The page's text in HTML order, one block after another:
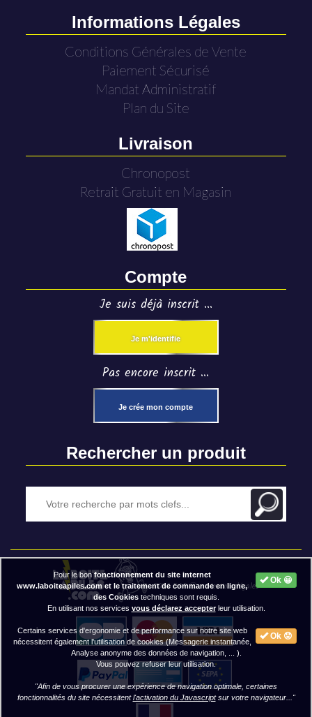
Informations Légales
Conditions Générales de Vente
Paiement Sécurisé
Mandat Administratif
Plan du Site
Livraison
Chronopost
Retrait Gratuit en Magasin
Compte
Je suis déjà inscrit ...
Je m'identifie
Pas encore inscrit ...
Je crée mon compte
Rechercher un produit
2020 BAP ⓒ - Mentions légales
Ok 😀
Pour le bonfonctionnement du site internet
www.laboiteapiles.com et le traitement de commande en ligne,
des Cookiestechniques sont requis.
En utilisant nos services vous déclarez accepterleur utilisation.
Ok 😟
Certains services d'ergonomie et de performance sur notre site web
nécessitent également l'utilisation de cookies (Messagerie instantanée,
Analyse anonyme des données de navigation, ... ).
Vous pouvez refuser leur utilisation.
"Afin de vous procurer une expérience de navigation optimale, certaines
fonctionnalités du site nécessitentl'activation du Javascriptsur votre navigateur..."